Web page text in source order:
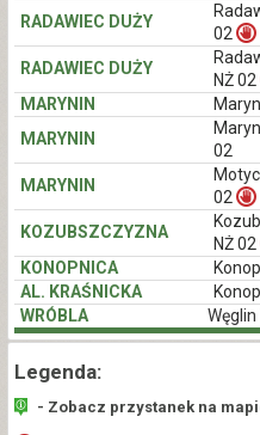
RADAWIEC DUŻY
02
RADAWIEC DUŻY
NŻ 02
MARYNIN
MARYNIN
02
MARYNIN
02
KOZUBSZCZYZNA
NŻ 02
KONOPNICA
AL. KRAŚNICKA
WRÓBLA
Legenda:
- Zobacz przystanek na